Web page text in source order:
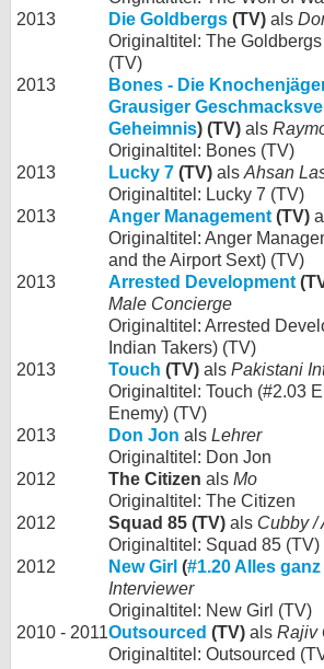
2013
Die Goldbergs (TV) als
Originaltitel: The
(TV)
2013
Bones - Die
Grausiger
Geheimnis) (TV) als
Originaltitel: Bones (TV)
2013
Lucky 7 (TV) als Ahsan
Originaltitel: Lucky 7 (TV)
2013
Anger Management (TV)
Originaltitel: Anger
and the Airport Sext) (TV)
2013
Arrested Development
Male Concierge
Originaltitel: Arrested
Indian Takers) (TV)
2013
Touch (TV) als Pakistani
Originaltitel: Touch (#2.03
Enemy) (TV)
2013
Don Jon als Lehrer
Originaltitel: Don Jon
2012
The Citizen als Mo
Originaltitel: The Citizen
2012
Squad 85 (TV) als Cubby /
Originaltitel: Squad 85 (TV)
2012
New Girl (#1.20 Alles ganz
Interviewer
Originaltitel: New Girl (TV)
2010 - 2011Outsourced (TV) als Rajiv
Originaltitel: Outsourced